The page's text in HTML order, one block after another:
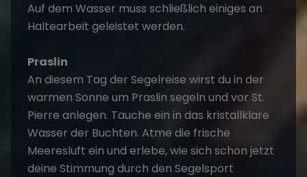
Auf dem Wasser muss schließlich einiges an
Haltearbeit geleistet werden.
Praslin
An diesem Tag der Segelreise wirst du in der
warmen Sonne um Praslin segeln und vor St.
Pierre anlegen. Tauche ein in das kristallklare
Wasser der Buchten. Atme die frische
Meeresluft ein und erlebe, wie sich schon jetzt
deine Stimmung durch den Segelsport